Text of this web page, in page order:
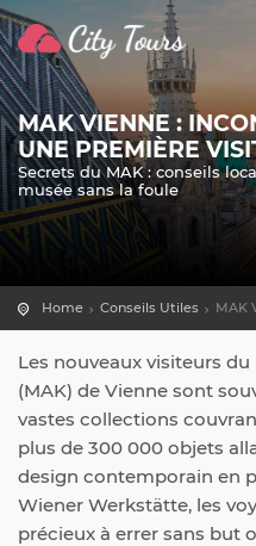
MAK VIENNE :
UNE PREMIÈRE
Secrets du MAK : conseils
musée sans la foule
Home Conseils Utiles MAK
Les nouveaux visiteurs
(MAK) de Vienne sont
vastes collections
plus de 300 000 objets
design contemporain en
Wiener Werkstätte, les
précieux à errer sans but